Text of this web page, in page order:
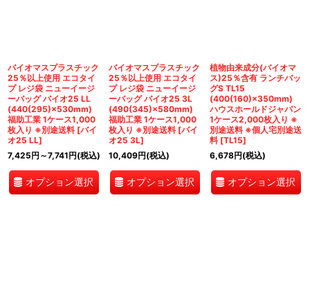
バイオマスプラスチック
25％以上使用 エコタイ
プ レジ袋 ニューイージ
ーバッグ バイオ25 LL
(440(295)×530mm)
福助工業 1ケース1,000
枚入り ※別途送料 [バイ
オ25 LL]
7,425円 ～7,741円(税込)
オプション選択
バイオマスプラスチック
25％以上使用 エコタイ
プ レジ袋 ニューイージ
ーバッグ バイオ25 3L
(490(345)×580mm)
福助工業 1ケース1,000
枚入り ※別途送料 [バイ
オ25 3L]
10,409円(税込)
オプション選択
植物由来成分(バイオマ
ス)25％含有 ランチバッ
グS TL15
(400(160)×350mm)
ハウスホールドジャパン
1ケース2,000枚入り ※
別途送料 ※個人宅別途送
料 [TL15]
6,678円(税込)
オプション選択